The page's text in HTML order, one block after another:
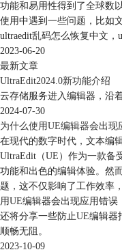
功能和易用性得到了全球数
使用中遇到一些问题，比如
ultraedit乱码怎么恢复中文，
2023-06-20
最新文章
UltraEdit2024.0新功能介绍
云存储服务进入编辑器，沿
2024-07-30
为什么使用UE编辑器会出
在现代的数字时代，文本编
UltraEdit（UE）作为一款备
功能和出色的编辑体验。然
题，这不仅影响了工作效率
用UE编辑器会出现应用错误
还将分享一些防止UE编辑
顺畅无阻。
2023-10-09